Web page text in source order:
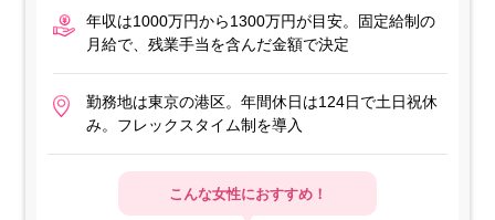
年収は1000万円から1300万円が目安。固定給制の
月給で、残業手当を含んだ金額で決定
勤務地は東京の港区。年間休日は124日で土日祝休
み。フレックスタイム制を導入
こんな女性におすすめ！